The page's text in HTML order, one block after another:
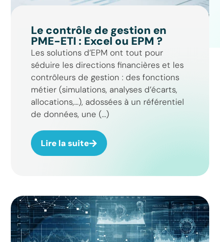
Le contrôle de gestion en
PME-ETI : Excel ou EPM ?
Les solutions d’EPM ont tout pour
séduire les directions financières et les
contrôleurs de gestion : des fonctions
métier (simulations, analyses d’écarts,
allocations,…), adossées à un référentiel
de données, une (...)
Lire la suite